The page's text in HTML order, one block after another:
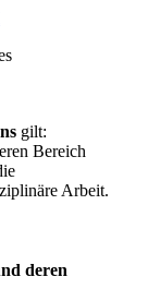
gilt:
Bereich
Arbeit.
deren